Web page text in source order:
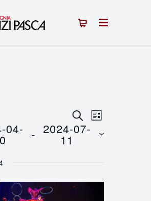
Recherche
et
navigation
de
RECHERCHE
Navigation
de
LISTE
04- - 2024-07-
11